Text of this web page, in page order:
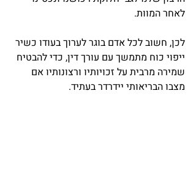
לאחר המוות.
לכן, חשוב לכל אדם בוגר לערוך בעודו כשיר
ייפוי כוח מתמשך עם עורך דין, כדי להבטיח
שמירה מרבית על זכויותיו ורצונותיו אם
מצבו הבריאותי יידרדר בעתיד.